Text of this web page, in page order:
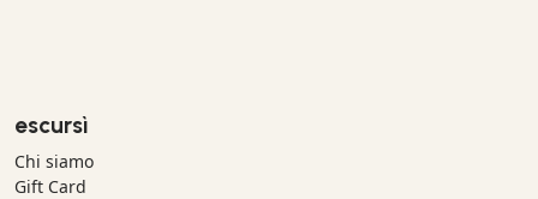
escursì
Chi siamo
Gift Card